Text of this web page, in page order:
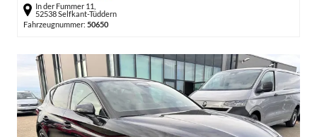
In der Fummer 11,
52538 Selfkant-Tüddern
Fahrzeugnummer: 50650